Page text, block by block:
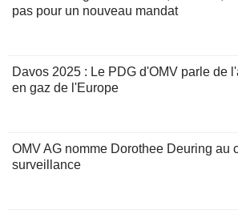
pas pour un nouveau mandat
Davos 2025 : Le PDG d'OMV parle de
en gaz de l'Europe
OMV AG nomme Dorothee Deuring au
surveillance